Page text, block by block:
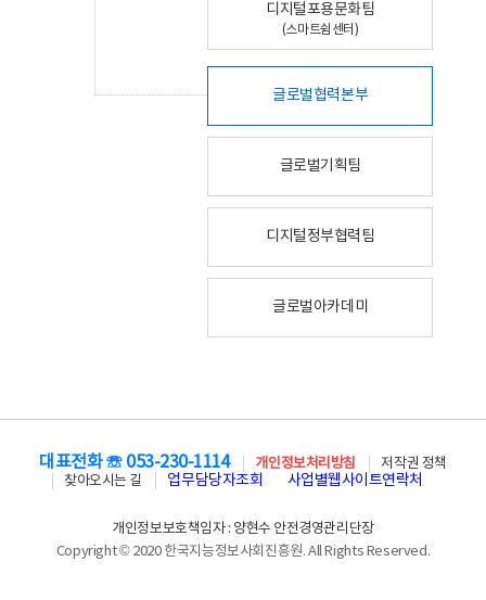
디지털포용문화팀
(스마트쉼센터)
글로벌협력본부
글로벌기획팀
디지털정부협력팀
글로벌아카데미
대표전화 ☏ 053-230-1114 개인정보처리방침
저작권 정책
찾아오시는 길
업무담당자조회 사업별웹사이트연락처
개인정보보호책임자 : 양현수 안전경영관리단장
Copyright © 2020 한국지능정보사회진흥원. All Rights Reserved.